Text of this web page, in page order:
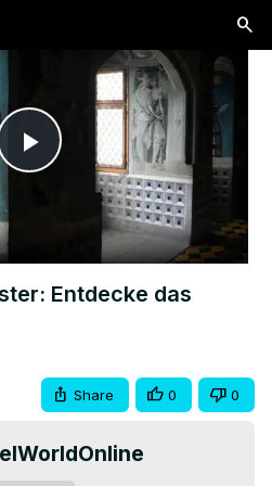
Play
Video
Entdecke das
Share 0 0